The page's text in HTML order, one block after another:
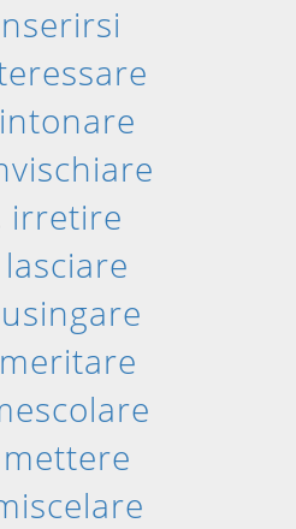
intonare
irretire
lasciare
meritare
mettere